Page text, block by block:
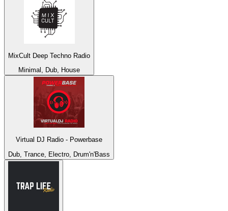
MixCult Deep Techno Radio
Minimal, Dub, House
Virtual DJ Radio - Powerbase
Dub, Trance, Electro, Drum'n'Bass